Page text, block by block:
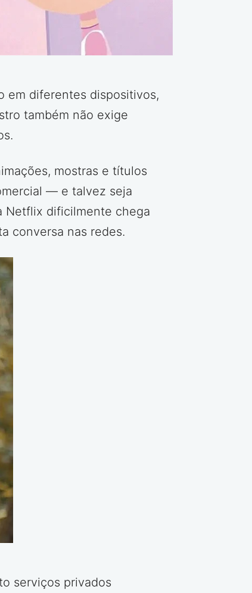
em diferentes dispositivos,
também não exige
mostras e títulos
— e talvez seja
Netflix dificilmente chega
conversa nas redes.
serviços privados